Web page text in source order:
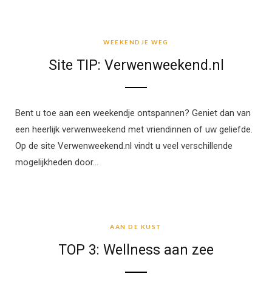
WEEKENDJE WEG
Site TIP: Verwenweekend.nl
Bent u toe aan een weekendje ontspannen? Geniet dan van
een heerlijk verwenweekend met vriendinnen of uw geliefde.
Op de site Verwenweekend.nl vindt u veel verschillende
mogelijkheden door…
AAN DE KUST
TOP 3: Wellness aan zee